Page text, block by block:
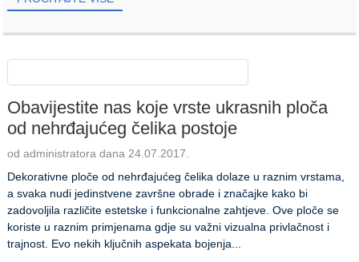
Obavijestite nas koje vrste ukrasnih ploča
od nehrđajućeg čelika postoje
od administratora dana 24.07.2017.
Dekorativne ploče od nehrđajućeg čelika dolaze u raznim vrstama,
a svaka nudi jedinstvene završne obrade i značajke kako bi
zadovoljila različite estetske i funkcionalne zahtjeve. Ove ploče se
koriste u raznim primjenama gdje su važni vizualna privlačnost i
trajnost. Evo nekih ključnih aspekata bojenja...